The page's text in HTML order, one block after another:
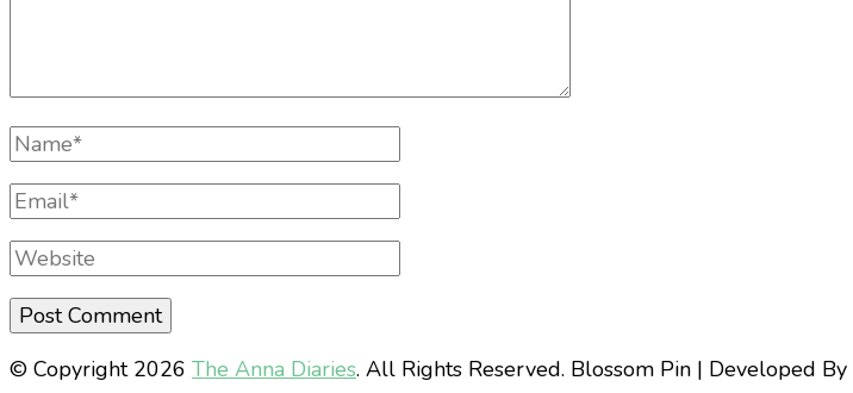
Full
Name
Email
Website
© Copyright 2026 The Anna Diaries. All Rights Reserved. Blossom Pin | Developed By